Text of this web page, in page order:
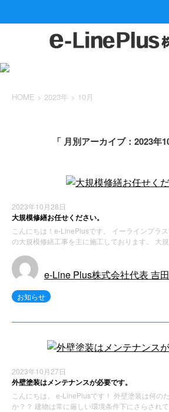
HOME > 2023年 > 10月
「 月別アーカイブ：2023年
2023年10月28日
大規模修繕お任せください。
こんにちは！e-LinePlusです。 イーラインプラ
の大規模修繕工事を主に施工しております。 大
e-Line Plus株式会社代表 吉
お知らせ
2023年10月27日
外壁塗装はメンテナンスが必要です。
こんにちは。 e-LinePlusです！ 外壁塗装は何の
か？？ 建物は常に厳しい環境条件下にさらされ